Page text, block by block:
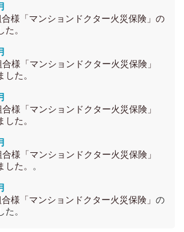
様「マンションドクター火災保険」の
。
様「マンションドクター火災保険」
た。
様 「マンションドクター火災保険」
た。
様 「マンションドクター火災保険」
た。
。
様 「マンションドクター火災保険」 の
。